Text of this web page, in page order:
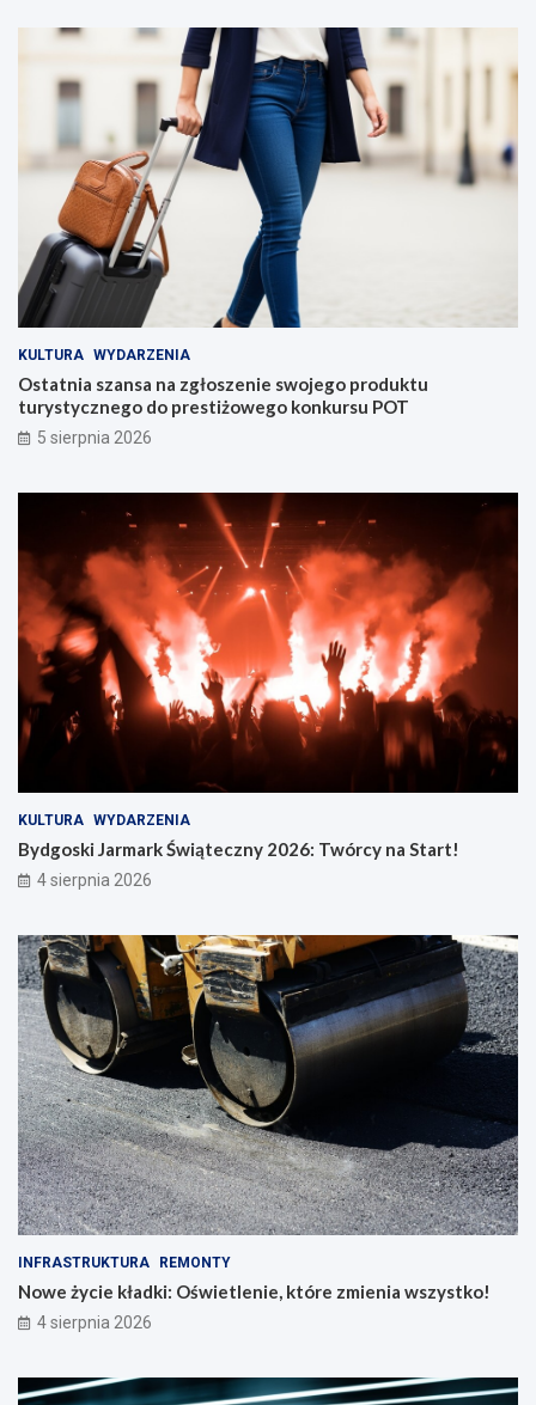
KULTURA WYDARZENIA
Ostatnia szansa na zgłoszenie swojego produktu
turystycznego do prestiżowego konkursu POT
5 sierpnia 2026
KULTURA WYDARZENIA
Bydgoski Jarmark Świąteczny 2026: Twórcy na Start!
4 sierpnia 2026
INFRASTRUKTURA REMONTY
Nowe życie kładki: Oświetlenie, które zmienia wszystko!
4 sierpnia 2026